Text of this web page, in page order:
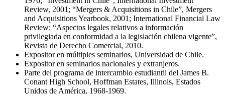
Review, 2001; “Mergers & Acquisitions in Chile”, Mergers
and Acquisitions Yearbook, 2001; International Financial Law
Review; “Aspectos legales relativos a información
privilegiada en conformidad a la legislación chilena vigente”,
Revista de Derecho Comercial, 2010.
Expositor en múltiples seminarios, Universidad de Chile.
Expositor en seminarios nacionales y extranjeros.
Parte del programa de intercambio estudiantil del James B.
Conant High School, Hoffman Estates, Illinois, Estados
Unidos de América, 1968-1969.